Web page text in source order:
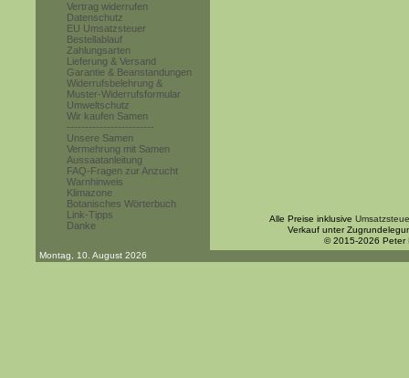
Vertrag widerrufen
Datenschutz
EU Umsatzsteuer
Bestellablauf
Zahlungsarten
Lieferung & Versand
Garantie & Beanstandungen
Widerrufsbelehrung &
Muster-Widerrufsformular
Umweltschutz
Wir kaufen Samen
------------------------
Unsere Samen
Vermehrung mit Samen
Aussaatanleitung
FAQ-Fragen zur Anzucht
Warnhinweis
Klimazone
Botanisches Wörterbuch
Link-Tipps
Danke
Alle Preise inklusive
Verkauf unter
© 2015-2026 Peter
Montag, 10. August 2026